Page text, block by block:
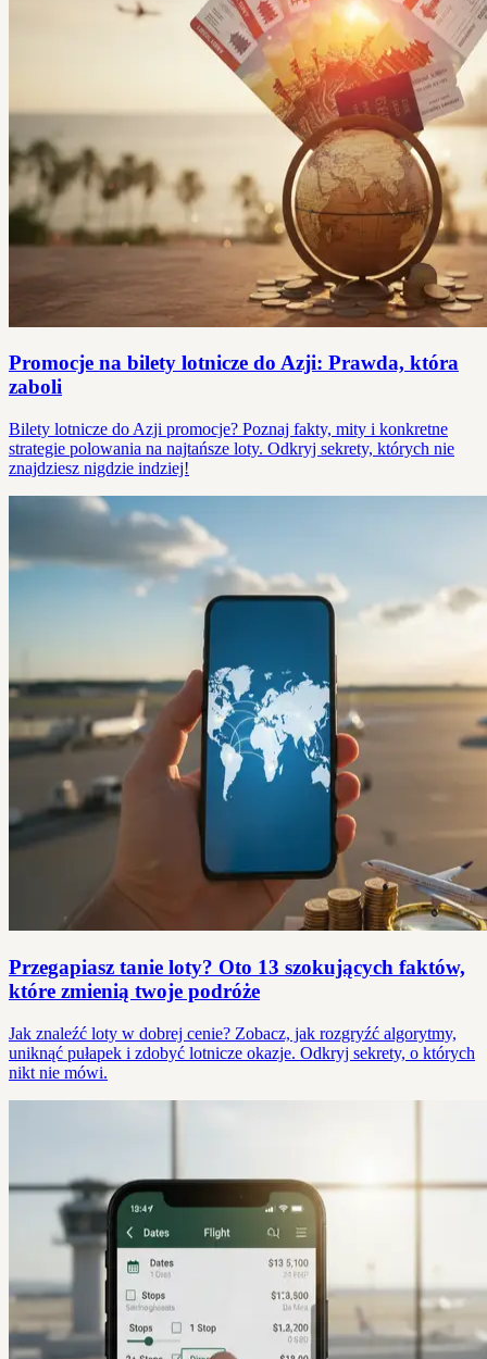
Promocje na bilety lotnicze do Azji: Prawda, która
zaboli
Bilety lotnicze do Azji promocje? Poznaj fakty, mity i konkretne
strategie polowania na najtańsze loty. Odkryj sekrety, których nie
znajdziesz nigdzie indziej!
Przegapiasz tanie loty? Oto 13 szokujących faktów,
które zmienią twoje podróże
Jak znaleźć loty w dobrej cenie? Zobacz, jak rozgryźć algorytmy,
uniknąć pułapek i zdobyć lotnicze okazje. Odkryj sekrety, o których
nikt nie mówi.